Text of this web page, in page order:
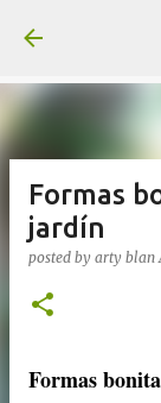
Formas
jardín
posted by arty blan
Formas